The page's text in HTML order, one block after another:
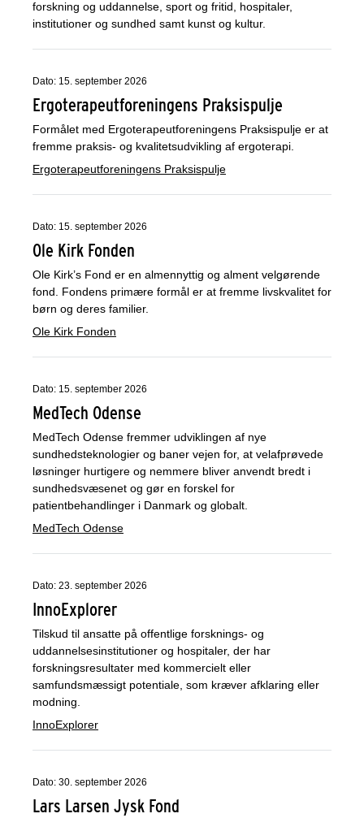
forskning og uddannelse, sport og fritid, hospitaler,
institutioner og sundhed samt kunst og kultur.
Dato: 15. september 2026
Ergoterapeutforeningens Praksispulje
Formålet med Ergoterapeutforeningens Praksispulje er at
fremme praksis- og kvalitetsudvikling af ergoterapi.
Ergoterapeutforeningens Praksispulje
Dato: 15. september 2026
Ole Kirk Fonden
Ole Kirk’s Fond er en almennyttig og alment velgørende
fond. Fondens primære formål er at fremme livskvalitet for
børn og deres familier.
Ole Kirk Fonden
Dato: 15. september 2026
MedTech Odense
MedTech Odense fremmer udviklingen af nye
sundhedsteknologier og baner vejen for, at velafprøvede
løsninger hurtigere og nemmere bliver anvendt bredt i
sundhedsvæsenet og gør en forskel for
patientbehandlinger i Danmark og globalt.
MedTech Odense
Dato: 23. september 2026
InnoExplorer
Tilskud til ansatte på offentlige forsknings- og
uddannelsesinstitutioner og hospitaler, der har
forskningsresultater med kommercielt eller
samfundsmæssigt potentiale, som kræver afklaring eller
modning.
InnoExplorer
Dato: 30. september 2026
Lars Larsen Jysk Fond